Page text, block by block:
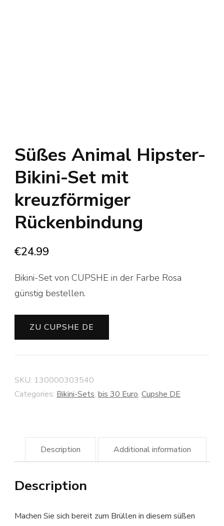
Süßes Animal Hipster-
Bikini-Set mit
kreuzförmiger
Rückenbindung
€24.99
Bikini-Set von CUPSHE in der Farbe Rosa
günstig bestellen.
ZU CUPSHE DE
SKU: 130000303540
Categories: Bikini-Sets, bis 30 Euro, Cupshe DE
Description Additional information
Description
Machen Sie sich bereit zum Brüllen in diesem süßen